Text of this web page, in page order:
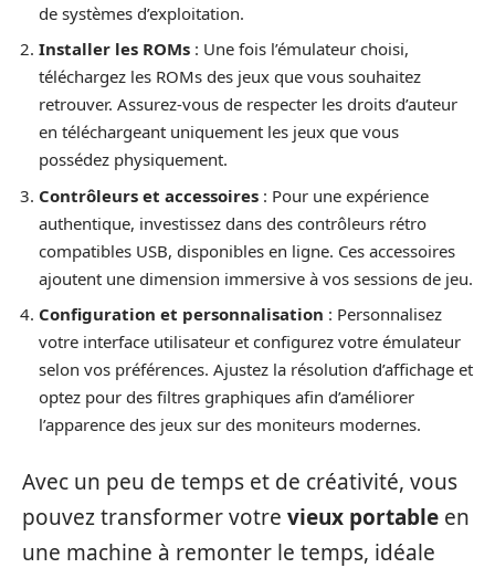
de systèmes d’exploitation.
Installer les ROMs : Une fois l’émulateur choisi,
téléchargez les ROMs des jeux que vous souhaitez
retrouver. Assurez-vous de respecter les droits d’auteur
en téléchargeant uniquement les jeux que vous
possédez physiquement.
Contrôleurs et accessoires : Pour une expérience
authentique, investissez dans des contrôleurs rétro
compatibles USB, disponibles en ligne. Ces accessoires
ajoutent une dimension immersive à vos sessions de jeu.
Configuration et personnalisation : Personnalisez
votre interface utilisateur et configurez votre émulateur
selon vos préférences. Ajustez la résolution d’affichage et
optez pour des filtres graphiques afin d’améliorer
l’apparence des jeux sur des moniteurs modernes.
Avec un peu de temps et de créativité, vous
pouvez transformer votre vieux portable en
une machine à remonter le temps, idéale